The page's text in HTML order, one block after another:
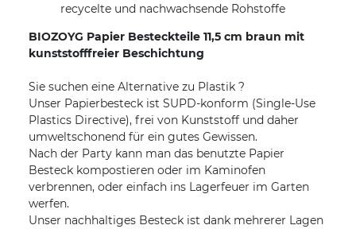
recycelte und nachwachsende Rohstoffe
BIOZOYG Papier Besteckteile 11,5 cm braun mit
kunststofffreier Beschichtung
Sie suchen eine Alternative zu Plastik ?
Unser Papierbesteck ist SUPD-konform (Single-Use
Plastics Directive), frei von Kunststoff und daher
umweltschonend für ein gutes Gewissen.
Nach der Party kann man das benutzte Papier
Besteck kompostieren oder im Kaminofen
verbrennen, oder einfach ins Lagerfeuer im Garten
werfen.
Unser nachhaltiges Besteck ist dank mehrerer Lagen